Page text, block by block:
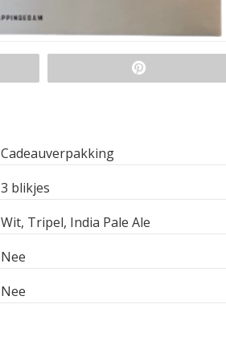
Cadeauverpakking
3 blikjes
Wit, Tripel, India Pale Ale
Nee
Nee